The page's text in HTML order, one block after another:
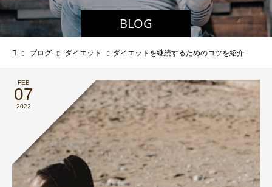
BLOG
ブログ ダイエット ダイエットを継続するためのコツを紹介
FEB
07
2022